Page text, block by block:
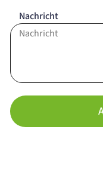
Nachricht